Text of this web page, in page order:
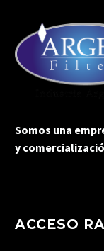
Somos una
y
ACCESO